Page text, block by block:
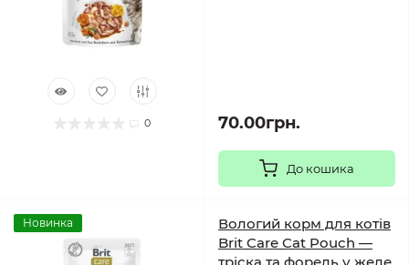
0 70.00грн.
До кошика
Новинка
Вологий корм для котів
Brit Care Cat Pouch —